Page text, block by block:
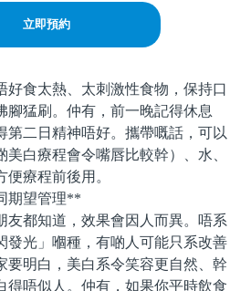
立即預約
食太熱、太刺激性食物，保持口
腳猛刷。仲有，前一晚記得休息
第二日精神唔好。攜帶嘅話，可以
白療程會令嘴唇比較幹）、水、
療程前後用。
望管理**
都知道，效果會因人而異。唔系
發光」嗰種，有啲人可能只系改善
要明白，美白系令笑容更自然、幹
得唔似人。仲有，如果你平時飲食